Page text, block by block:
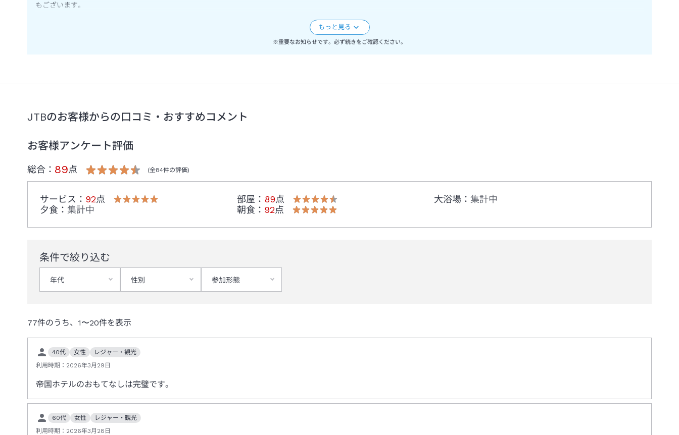
もございます。
（2024年8月8日更新）
・フィットネスジム（本館8階）
・タワー館 客室
・プール・サウナ
・宴会場「光の間」
＜営業終了施設＞
・レストラン「東京吉兆」、「鮨源」、「天一」、「北京」、「ラ ブラスリー」
・帝国ホテルプラザ 東京
・「フィットネスセンター」（プール・サウナ除く）
※フィットネスジムは宿泊者専用施設として本館に移転いたしました。
＜フィットネスジム営業時間変更のお知らせ
日時：2026年8月24日（月）～ 8月26日（水）9：00～18：00
※重要なお知らせです。必ず続きをご確認ください。
JTBのお客様からの口コミ・おすすめコメント
お客様アンケート評価
総合： 89点 (全84件の評価)
サービス ： 92点 部屋 ： 89点 大浴場 ： 集計中
夕食 ： 集計中 朝食 ： 92点
条件で絞り込む
年代 性別 参加形態
77件のうち、 1〜20件を表示
40代 女性
レジャー・観光
利用時期： 2026年3月29日
帝国ホテルのおもてなしは完璧です。
60代 女性
レジャー・観光
利用時期： 2026年3月28日